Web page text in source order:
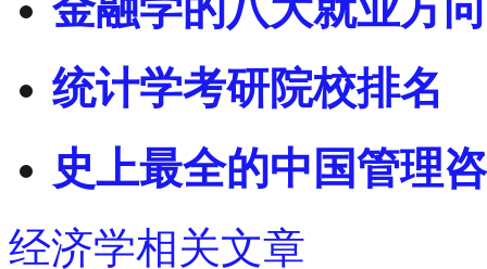
统计学考研院校排名
史上最全的中国管理
经济学相关文章